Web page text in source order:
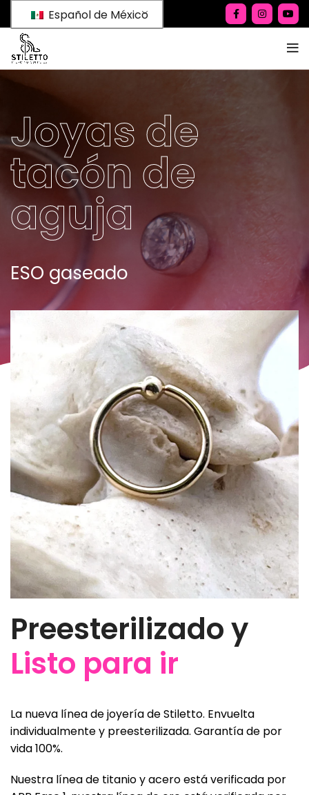
Español de México
Joyas de
tacón de
aguja
ESO gaseado
Preesterilizado y
Listo para ir
La nueva línea de joyería de Stiletto. Envuelta
individualmente y preesterilizada. Garantía de por
vida 100%.
Nuestra línea de titanio y acero está verificada por